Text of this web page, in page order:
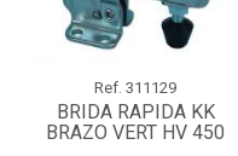
Ref. 311129
BRIDA RAPIDA KK
BRAZO VERT HV 450